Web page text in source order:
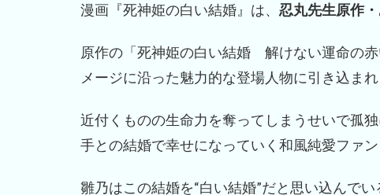
漫画『死神姫の白い結婚』は、 忍丸先生原作
原作の「死神姫の白い結婚 解けない運命の
メージに沿った魅力的な登場人物に引き込まれ
近付くものの生命力を奪ってしまうせいで孤
手との結婚で幸せになっていく和風純愛ファン
雛乃はこの結婚を“白い結婚”だと思い込んで